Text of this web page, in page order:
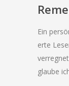
Ein
erte
glaube